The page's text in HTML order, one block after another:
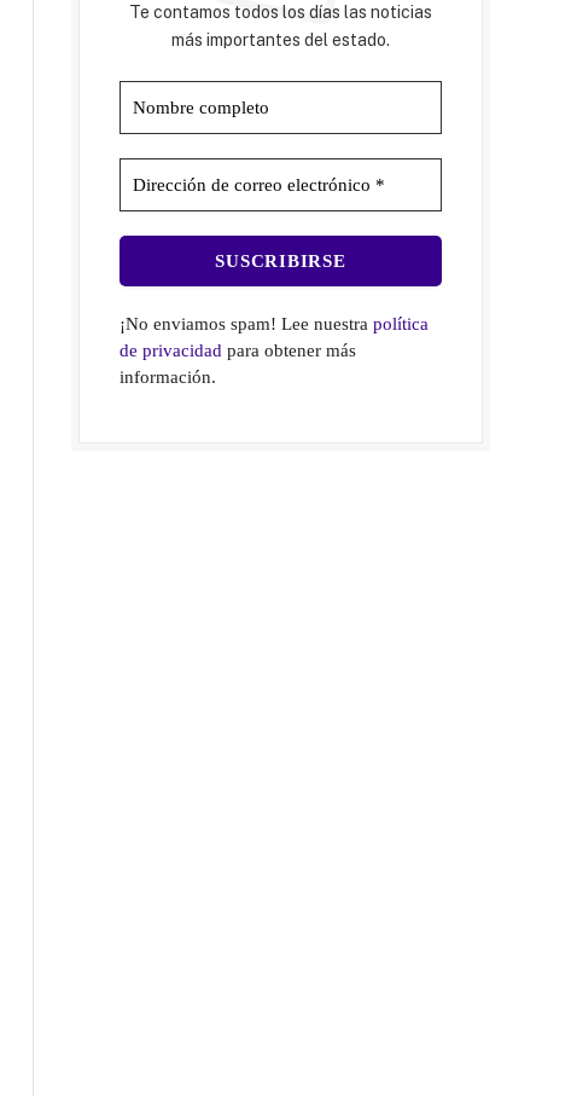
Te contamos todos los días las noticias
más importantes del estado.
¡No enviamos spam! Lee nuestrapolítica
de privacidad para obtener más
información.